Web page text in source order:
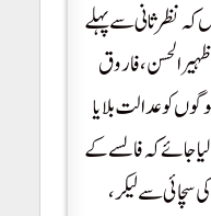
نظرثانی سے پہلے
فاروق
کو عدالت بلایا
جائے کہ فالسے کے
سچائی سے لیکر ،